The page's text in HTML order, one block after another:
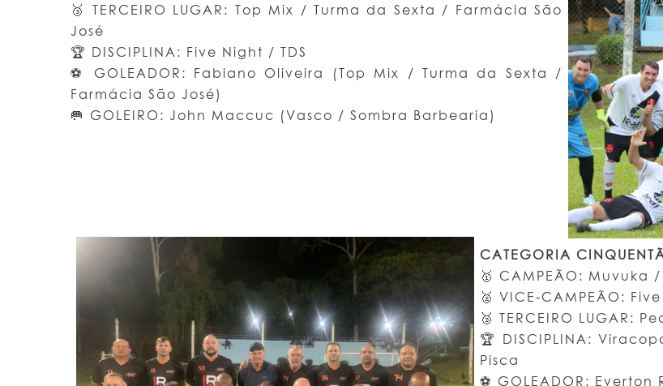
🥉 TERCEIRO LUGAR: Top Mix / Turma da Sexta / Farmácia São
José
🏆 DISCIPLINA: Five Night / TDS
⚽ GOLEADOR: Fabiano Oliveira (Top Mix / Turma da Sexta /
Farmácia São José)
🥅 GOLEIRO: John Maccuc (Vasco / Sombra Barbearia)
CATEGORIA
🥇 CAMPEÃO: Muvuka
🥈 VICE-CAMPEÃO:
🥉 TERCEIRO LUGAR:
🏆 DISCIPLINA:
Pisca
⚽ GOLEADOR: